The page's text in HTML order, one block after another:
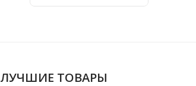
ЛУЧШИЕ ТОВАРЫ